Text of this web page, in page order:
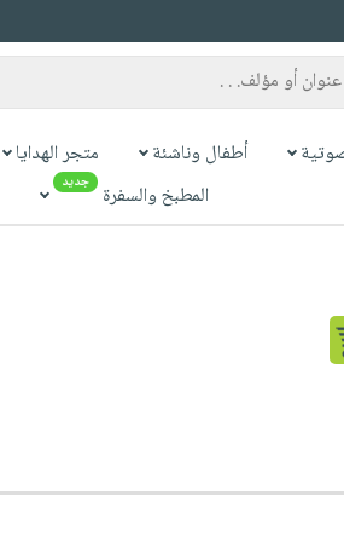
أطفال وناشئة متجر الهدايا
المطبخ والسفرة جديد